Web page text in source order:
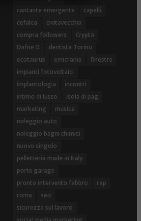
cantante emergente
capelli
cefalea
civitavecchia
compra followers
Crypto
Dafne D
dentista Torino
ecotaurus
emicrania
finestre
impianti fotovoltaici
implantologia
incontri
intimo di lusso
isola di pag
marketing
musica
noleggio auto
noleggio bagni chimici
nuovo singolo
pelletteria made in Italy
porte garage
pronto intervento fabbro
rap
roma
seo
sicurezza sul lavoro